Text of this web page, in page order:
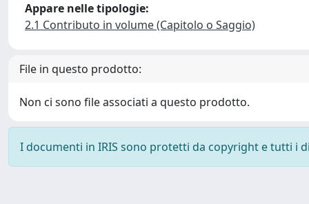
Appare nelle tipologie:
2.1 Contributo in volume (Capitolo o Saggio)
File in questo prodotto:
Non ci sono file associati a questo prodotto.
I documenti in IRIS sono protetti da copyright e tutti i